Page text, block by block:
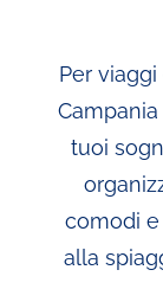
Per
Campania
tuoi
comodi e
alla